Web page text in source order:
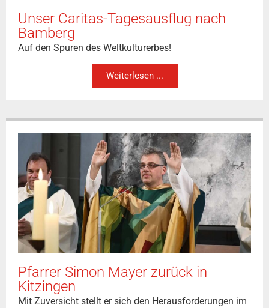
Unser Caritas-Tagesausflug nach
Bamberg
Auf den Spuren des Weltkulturerbes!
Weiterlesen ...
Pfarrer Simon Mayer zurück in
Kitzingen
Mit Zuversicht stellt er sich den Herausforderungen im